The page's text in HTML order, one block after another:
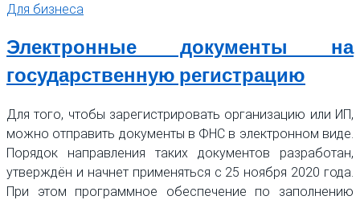
Для бизнеса
Электронные документы на
государственную регистрацию
Для того, чтобы зарегистрировать организацию или ИП,
можно отправить документы в ФНС в электронном виде.
Порядок направления таких документов разработан,
утверждён и начнет применяться с 25 ноября 2020 года.
При этом программное обеспечение по заполнению